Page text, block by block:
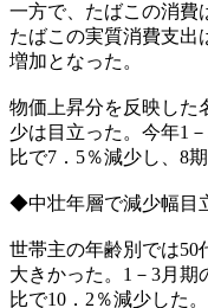
一方で、たばこの消費
たばこの実質消費支出
増加となった。
物価上昇分を反映した
少は目立った。今年1
比で7．5％減少し、8
◆中壮年層で減少幅目
世帯主の年齢別では50
大きかった。1－3月期
比で10．2％減少した。